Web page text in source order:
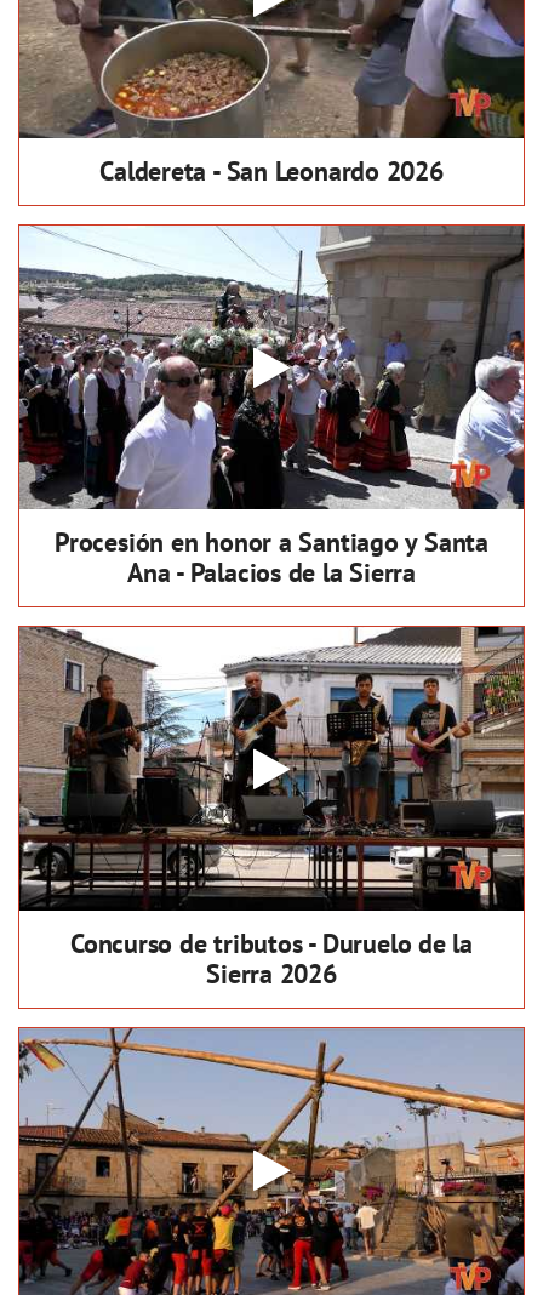
Caldereta - San Leonardo 2026
Procesión en honor a Santiago y Santa
Ana - Palacios de la Sierra
Concurso de tributos - Duruelo de la
Sierra 2026